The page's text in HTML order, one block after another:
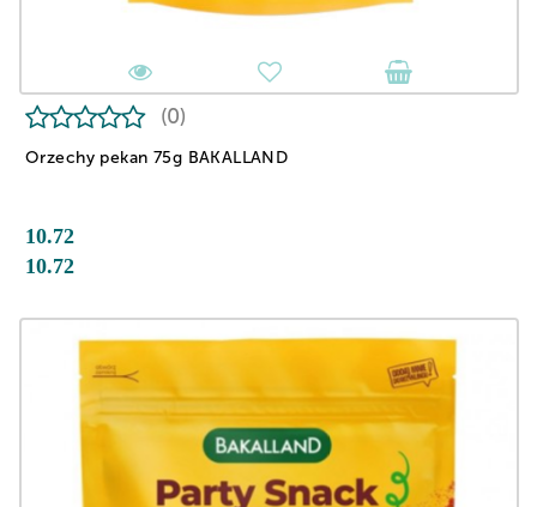
Orzechy pekan 75g BAKALLAND
(0)
10.72
10.72